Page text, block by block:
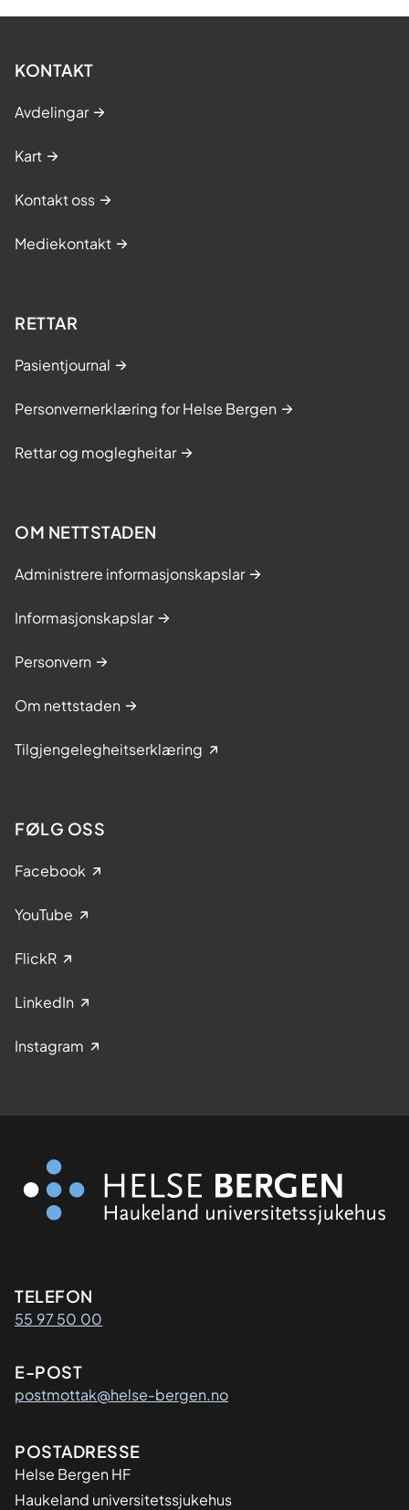
KONTAKT
Avdelingar
Kart
Kontakt oss
Mediekontakt
RETTAR
Pasientjournal
Personvernerklæring for Helse Bergen
Rettar og moglegheitar
OM NETTSTADEN
Administrere informasjonskapslar
Informasjonskapslar
Personvern
Om nettstaden
Tilgjengelegheitserklæring
FØLG OSS
Facebook
YouTube
FlickR
LinkedIn
Instagram
Kontaktinformasjon
TELEFON
55 97 50 00
E-POST
postmottak@helse-bergen.no
Adresse
POSTADRESSE
Helse Bergen HF
Haukeland universitetssjukehus